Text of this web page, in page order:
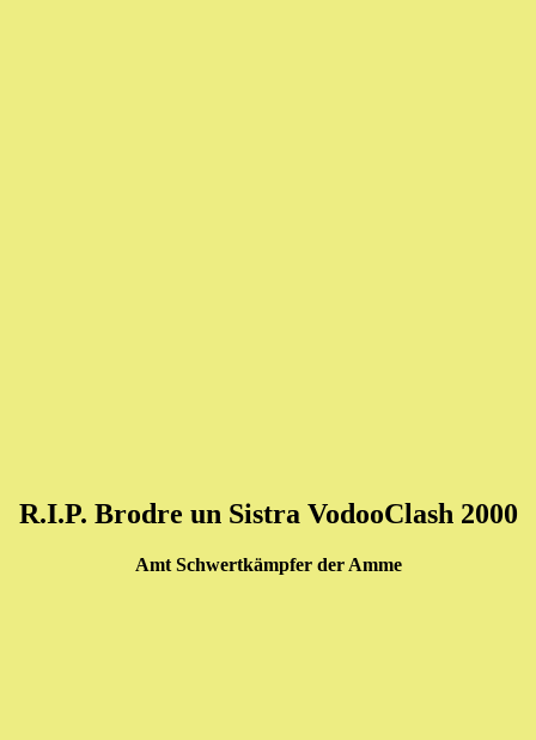
R.I.P. Brodre un Sistra VodooClash 2000
Amt Schwertkämpfer der Amme